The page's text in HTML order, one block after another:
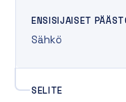
ENSISIJAISET
Sähkö
SELITE